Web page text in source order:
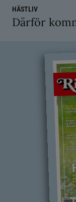
HÄSTLIV
Därför